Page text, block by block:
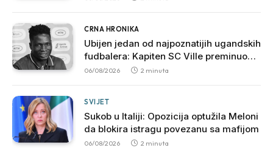
CRNA HRONIKA
Ubijen jedan od najpoznatijih ugandskih
fudbalera: Kapiten SC Ville preminuo
nakon brutalnog napada
06/08/2026 2 minuta
SVIJET
Sukob u Italiji: Opozicija optužila Meloni
da blokira istragu povezanu sa mafijom
06/08/2026 2 minuta